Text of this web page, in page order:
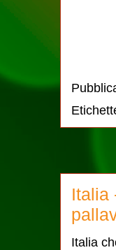
Italia
Italia